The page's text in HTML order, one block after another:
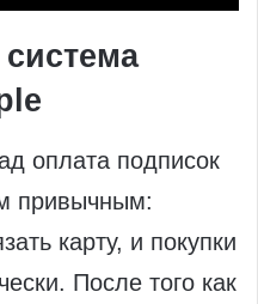
оплата подписок
привычным:
карту, и покупки
После того как